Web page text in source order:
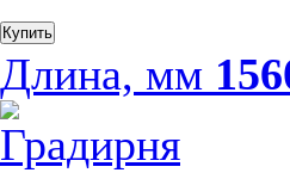
Купить
Длина, мм